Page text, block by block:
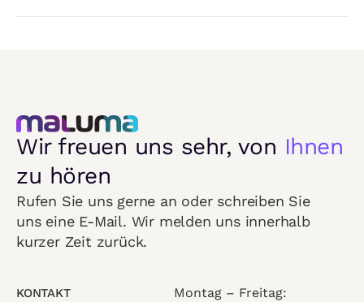
Wir freuen uns sehr, von Ihnen
zu hören
Rufen Sie uns gerne an oder schreiben Sie
uns eine E-Mail. Wir melden uns innerhalb
kurzer Zeit zurück.
KONTAKT
Montag – Freitag: